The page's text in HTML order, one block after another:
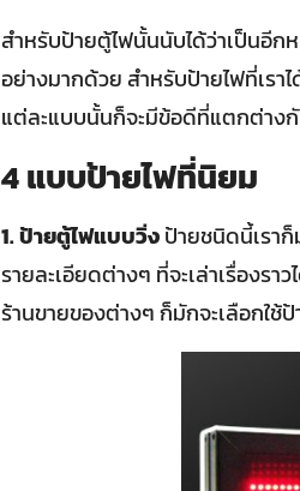
สำหรับป้ายตู้ไฟนั้นนับได้ว่าเป็นอีก
อย่างมากด้วย สำหรับป้ายไฟที่เรา
แต่ละแบบนั้นก็จะมีข้อดีที่แตกต่าง
4 แบบป้ายไฟที่นิยม
1. ป้ายตู้ไฟแบบวิ่งป้ายชนิดนี้เราก็
รายละเอียดต่างๆ ที่จะเล่าเรื่องรา
ร้านขายของต่างๆ ก็มักจะเลือกใช้